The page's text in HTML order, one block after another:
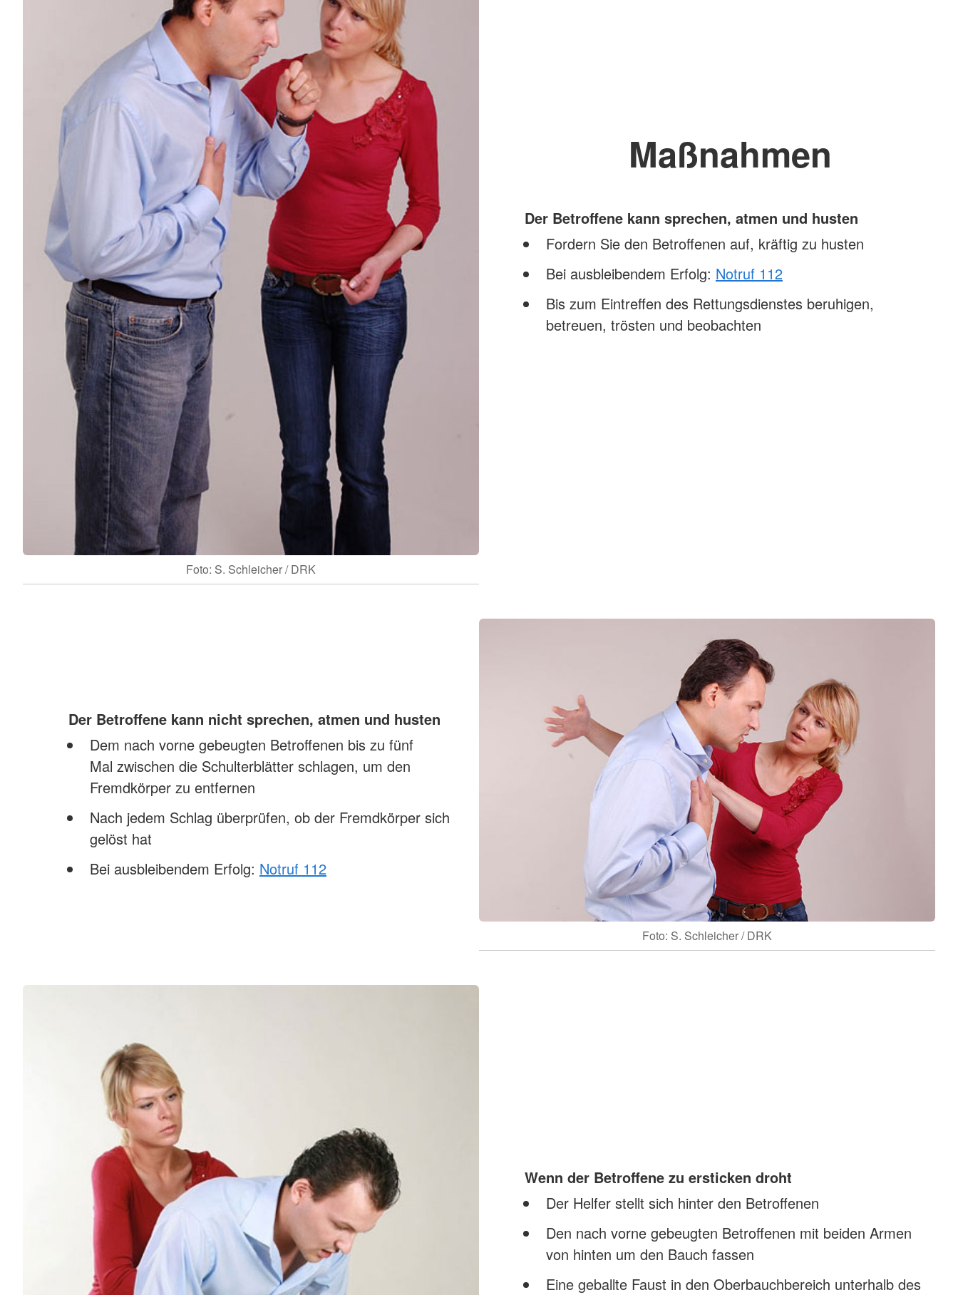
Foto: S. Schleicher / DRK
Maßnahmen
Der Betroffene kann sprechen, atmen und husten
Fordern Sie den Betroffenen auf, kräftig zu husten
Bei ausbleibendem Erfolg: Notruf 112
Bis zum Eintreffen des Rettungsdienstes beruhigen,
betreuen, trösten und beobachten
Foto: S. Schleicher / DRK
Der Betroffene kann nicht sprechen, atmen und husten
Dem nach vorne gebeugten Betroffenen bis zu fünf
Mal zwischen die Schulterblätter schlagen, um den
Fremdkörper zu entfernen
Nach jedem Schlag überprüfen, ob der Fremdkörper sich
gelöst hat
Bei ausbleibendem Erfolg: Notruf 112
Wenn der Betroffene zu ersticken droht
Der Helfer stellt sich hinter den Betroffenen
Den nach vorne gebeugten Betroffenen mit beiden Armen
von hinten um den Bauch fassen
Eine geballte Faust in den Oberbauchbereich unterhalb des